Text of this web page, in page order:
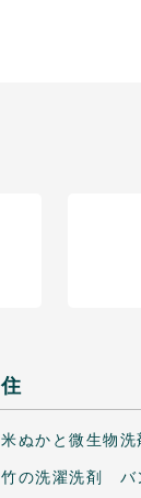
住
米ぬかと微生物
竹の洗濯洗剤 バ